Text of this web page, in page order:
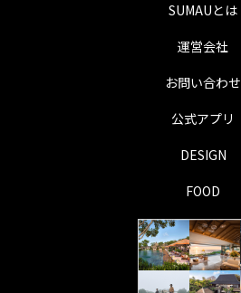
SUMAUとは
運営会社
お問い合わせ
公式アプリ
DESIGN
FOOD
LIFE
TRIP